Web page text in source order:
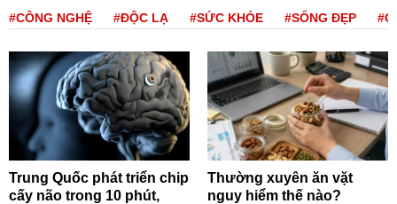
#CÔNG NGHỆ #ĐỘC LẠ #SỨC KHỎE #SỐNG ĐẸP
Trung Quốc phát triển chip
cấy não trong 10 phút,
Thường xuyên ăn vặt
nguy hiểm thế nào?